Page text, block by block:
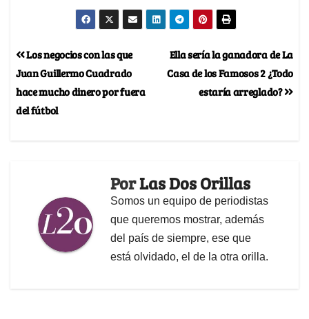
Ella sería la ganadora de La
Casa de los Famosos 2 ¿Todo
estaría arreglado?
Los negocios con las que
Juan Guillermo Cuadrado
hace mucho dinero por fuera
del fútbol
PorLas Dos Orillas
Somos un equipo de periodistas
que queremos mostrar, además
del país de siempre, ese que
está olvidado, el de la otra orilla.